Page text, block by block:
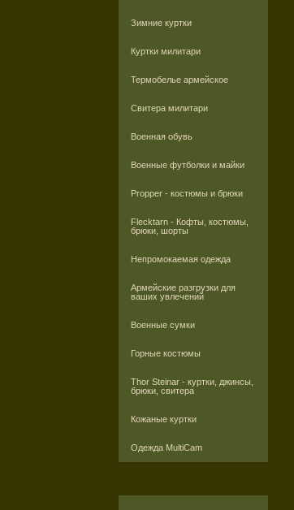
Зимние куртки
Куртки милитари
Термобелье армейское
Свитера милитари
Военная обувь
Военные футболки и майки
Propper - костюмы и брюки
Flecktarn - Кофты, костюмы,
брюки, шорты
Непромокаемая одежда
Армейские разгрузки для
ваших увлечений
Военные сумки
Горные костюмы
Thor Steinar - куртки, джинсы,
брюки, свитера
Кожаные куртки
Одежда MultiCam